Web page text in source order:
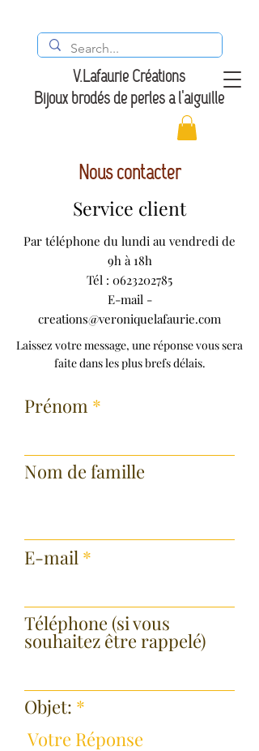
V.Lafaurie Créations
Bijoux brodés de perles à l'aiguille
Nous contacter
Service client
Par téléphone du lundi au vendredi de
9h à 18h
Tél : 0623202785
E-mail -
creations@veroniquelafaurie.com
Laissez votre message, une réponse vous sera
faite dans les plus brefs délais.
Prénom
Nom de famille
E-mail
Téléphone (si vous
souhaitez être rappelé)
Objet: